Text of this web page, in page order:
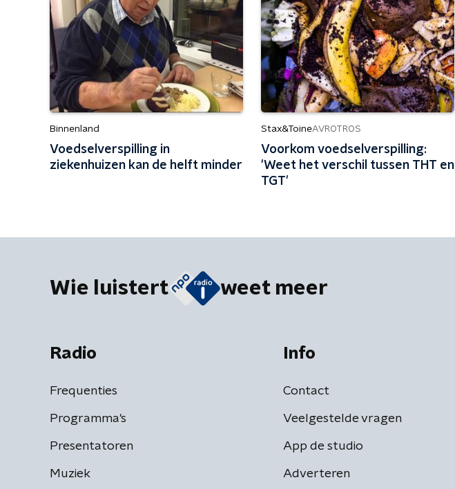
Binnenland
Voedselverspilling in
ziekenhuizen kan de helft minder
Stax&ToineAVROTROS
Voorkom voedselverspilling:
'Weet het verschil tussen THT en
TGT'
Wie luistert weet meer
Radio
Frequenties
Programma's
Presentatoren
Muziek
Info
Contact
Veelgestelde vragen
App de studio
Adverteren